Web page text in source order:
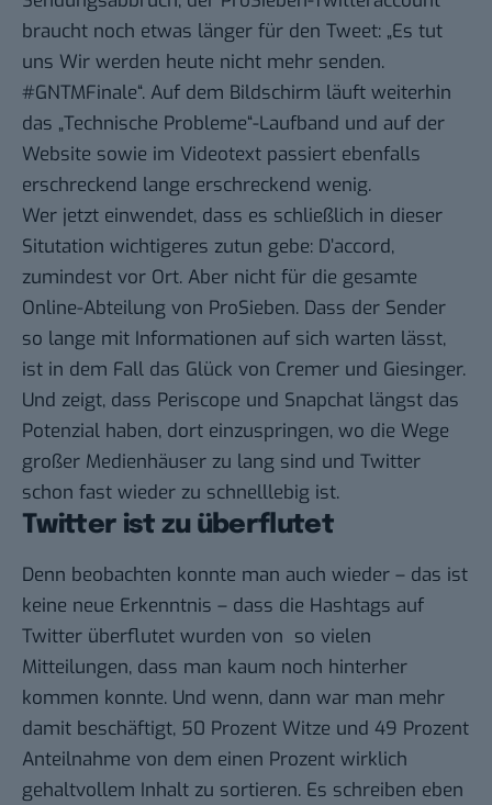
braucht noch etwas länger für den Tweet: „Es tut
uns Wir werden heute nicht mehr senden.
#GNTMFinale“. Auf dem Bildschirm läuft weiterhin
das „Technische Probleme“-Laufband und auf der
Website sowie im Videotext passiert ebenfalls
erschreckend lange erschreckend wenig.
Wer jetzt einwendet, dass es schließlich in dieser
Situtation wichtigeres zutun gebe: D’accord,
zumindest vor Ort. Aber nicht für die gesamte
Online-Abteilung von ProSieben. Dass der Sender
so lange mit Informationen auf sich warten lässt,
ist in dem Fall das Glück von Cremer und Giesinger.
Und zeigt, dass Periscope und Snapchat längst das
Potenzial haben, dort einzuspringen, wo die Wege
großer Medienhäuser zu lang sind und Twitter
schon fast wieder zu schnelllebig ist.
Twitter ist zu überflutet
Denn beobachten konnte man auch wieder – das ist
keine neue Erkenntnis – dass die Hashtags auf
Twitter überflutet wurden von so vielen
Mitteilungen, dass man kaum noch hinterher
kommen konnte. Und wenn, dann war man mehr
damit beschäftigt, 50 Prozent Witze und 49 Prozent
Anteilnahme von dem einen Prozent wirklich
gehaltvollem Inhalt zu sortieren. Es schreiben eben